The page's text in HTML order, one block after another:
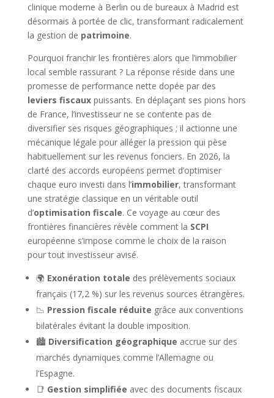
clinique moderne à Berlin ou de bureaux à Madrid est
désormais à portée de clic, transformant radicalement
la gestion de patrimoine.
Pourquoi franchir les frontières alors que l’immobilier
local semble rassurant ? La réponse réside dans une
promesse de performance nette dopée par des
leviers fiscauxpuissants. En déplaçant ses pions hors
de France, l’investisseur ne se contente pas de
diversifier ses risques géographiques ; il actionne une
mécanique légale pour alléger la pression qui pèse
habituellement sur les revenus fonciers. En 2026, la
clarté des accords européens permet d’optimiser
chaque euro investi dans l’immobilier, transformant
une stratégie classique en un véritable outil
d’optimisation fiscale. Ce voyage au cœur des
frontières financières révèle comment la SCPI
européenne s’impose comme le choix de la raison
pour tout investisseur avisé.
🌍 Exonération totale des prélèvements sociaux
français (17,2 %) sur les revenus sources étrangères.
📉 Pression fiscale réduite grâce aux conventions
bilatérales évitant la double imposition.
🏙️ Diversification géographique accrue sur des
marchés dynamiques comme l’Allemagne ou
l’Espagne.
📑 Gestion simplifiée avec des documents fiscaux